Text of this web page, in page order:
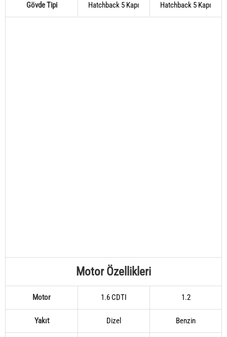
Gövde Tipi Hatchback 5 Kapı Hatchback 5 Kapı
Motor Özellikleri
Motor 1.6 CDTI 1.2
Yakıt Dizel Benzin